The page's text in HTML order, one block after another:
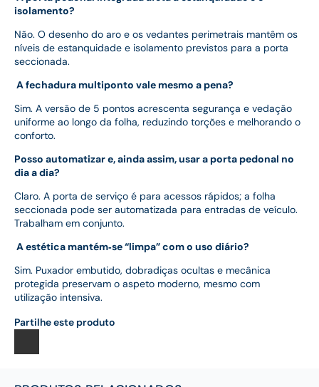
isolamento?
Não. O desenho do aro e os vedantes perimetrais mantêm os
níveis de estanquidade e isolamento previstos para a porta
seccionada.
A fechadura multiponto vale mesmo a pena?
Sim. A versão de 5 pontos acrescenta segurança e vedação
uniforme ao longo da folha, reduzindo torções e melhorando o
conforto.
Posso automatizar e, ainda assim, usar a porta pedonal no
dia a dia?
Claro. A porta de serviço é para acessos rápidos; a folha
seccionada pode ser automatizada para entradas de veículo.
Trabalham em conjunto.
A estética mantém‑se“limpa” com o uso diário?
Sim. Puxador embutido, dobradiças ocultas e mecânica
protegida preservam o aspeto moderno, mesmo com
utilização intensiva.
Partilhe este produto